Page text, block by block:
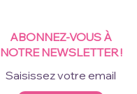
ABONNEZ-VOUS À
NOTRE NEWSLETTER !